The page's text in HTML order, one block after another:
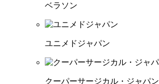
ベラソン
ユニメドジャパン
クーパーサージカル・ジャパン